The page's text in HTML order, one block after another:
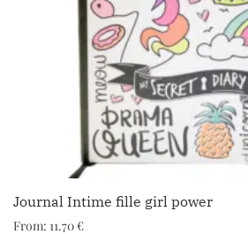
Journal Intime fille girl power
From: 11.70€